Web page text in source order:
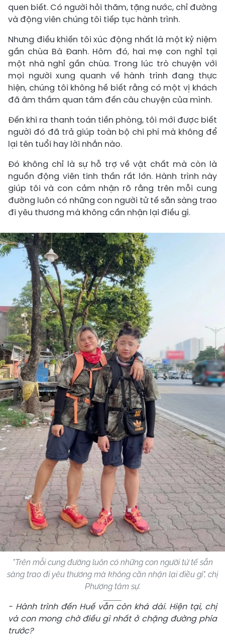
quen biết. Có người hỏi thăm, tặng nước, chỉ đường
và động viên chúng tôi tiếp tục hành trình.
Nhưng điều khiến tôi xúc động nhất là một kỷ niệm
gần chùa Bà Đanh. Hôm đó, hai mẹ con nghỉ tại
một nhà nghỉ gần chùa. Trong lúc trò chuyện với
mọi người xung quanh về hành trình đang thực
hiện, chúng tôi không hề biết rằng có một vị khách
đã âm thầm quan tâm đến câu chuyện của mình.
Đến khi ra thanh toán tiền phòng, tôi mới được biết
người đó đã trả giúp toàn bộ chi phí mà không để
lại tên tuổi hay lời nhắn nào.
Đó không chỉ là sự hỗ trợ về vật chất mà còn là
nguồn động viên tinh thần rất lớn. Hành trình này
giúp tôi và con cảm nhận rõ rằng trên mỗi cung
đường luôn có những con người tử tế sẵn sàng trao
đi yêu thương mà không cần nhận lại điều gì.
"Trên mỗi cung đường luôn có những con người tử tế sẵn
sàng trao đi yêu thương mà không cần nhận lại điều gì", chị
Phương tâm sự.
- Hành trình đến Huế vẫn còn khá dài. Hiện tại, chị
và con mong chờ điều gì nhất ở chặng đường phía
trước?